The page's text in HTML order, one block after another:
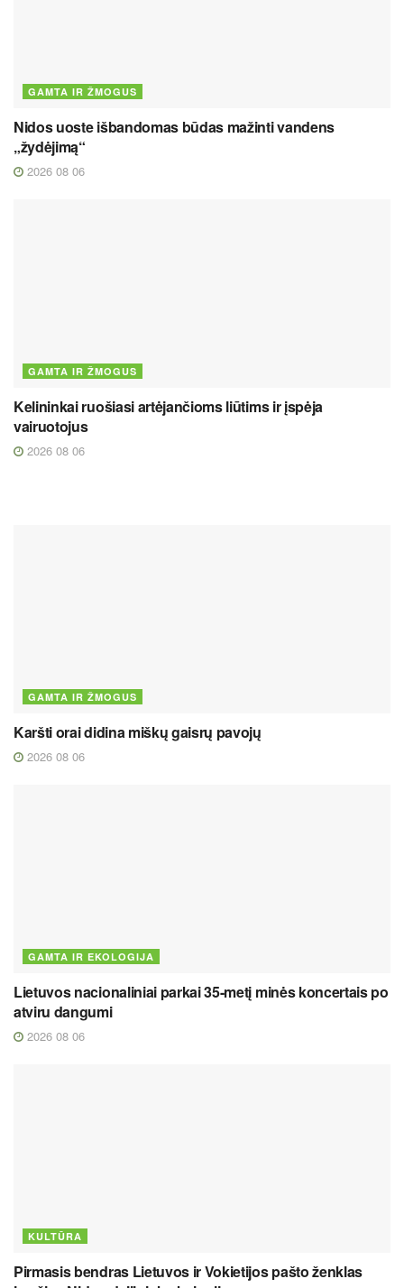
GAMTA IR ŽMOGUS
Nidos uoste išbandomas būdas mažinti vandens
„žydėjimą“
2026 08 06
GAMTA IR ŽMOGUS
Kelininkai ruošiasi artėjančioms liūtims ir įspėja
vairuotojus
2026 08 06
GAMTA IR ŽMOGUS
Karšti orai didina miškų gaisrų pavojų
2026 08 06
GAMTA IR EKOLOGIJA
Lietuvos nacionaliniai parkai 35-metį minės koncertais po
atviru dangumi
2026 08 06
KULTŪRA
Pirmasis bendras Lietuvos ir Vokietijos pašto ženklas